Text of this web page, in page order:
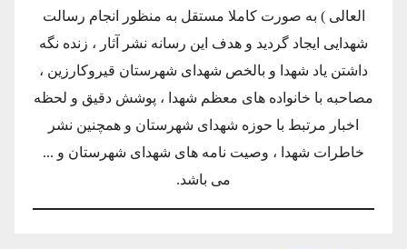
العالی ) به صورت کاملا مستقل به منظور انجام رسالت
شهدایی ایجاد گردید و هدف این رسانه نشر آثار ، زنده نگه
داشتن یاد شهدا و بالخص شهدای شهرستان قیروکارزین ،
مصاحبه با خانواده های معظم شهدا ، پوشش دقیق و لحظه
اخبار مرتبط با حوزه شهدای شهرستان و همچنین نشر
خاطرات شهدا ، وصیت نامه های شهدای شهرستان و ...
می باشد.